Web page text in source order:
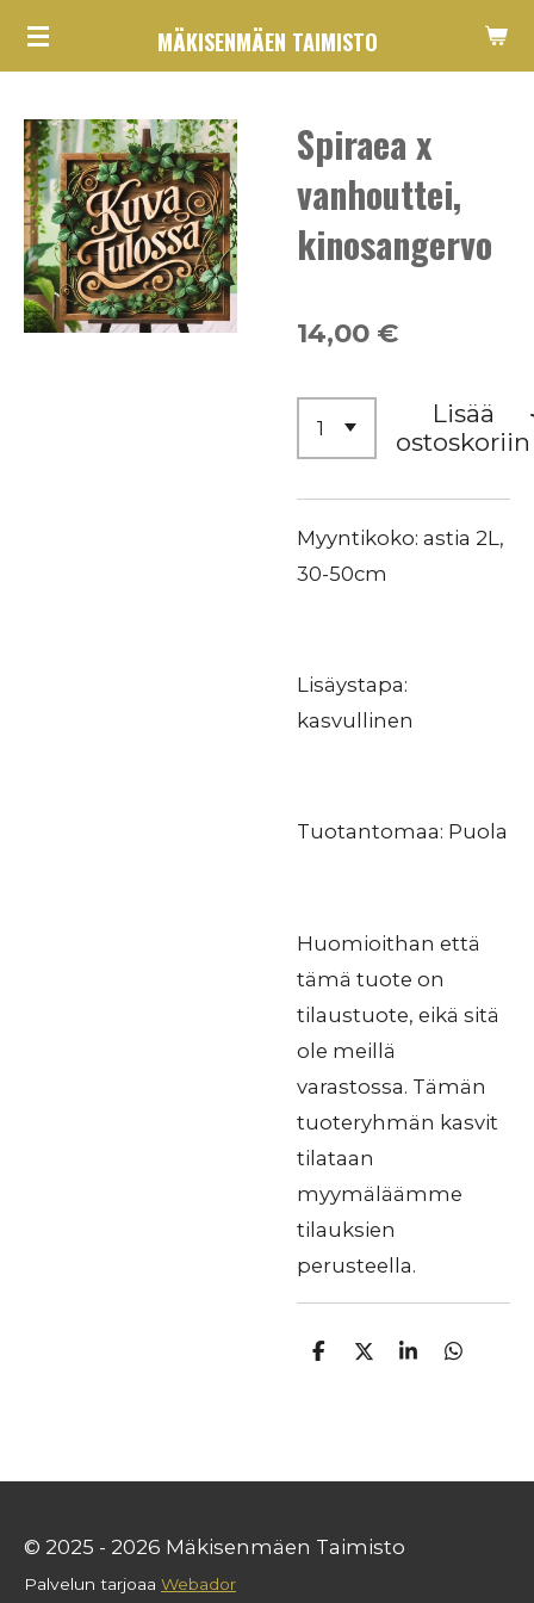
Siirry
MÄKISENMÄEN TAIMISTO
Spiraea x
vanhouttei,
kinosangervo
14,00 €
Lisää
ostoskoriin
Myyntikoko: astia 2L,
30-50cm
Lisäystapa:
kasvullinen
Tuotantomaa: Puola
Huomioithan että
tämä tuote on
tilaustuote, eikä sitä
ole meillä
varastossa. Tämän
tuoteryhmän kasvit
tilataan
myymäläämme
tilauksien
perusteella.
J
J
J
J
© 2025 - 2026 Mäkisenmäen Taimisto
Palvelun tarjoaa Webador